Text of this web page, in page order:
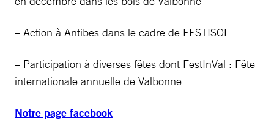
– Action à Antibes dans le cadre de FESTISOL
– Participation à diverses fêtes dont FestInVal : Fête
internationale annuelle de Valbonne
Notre page facebook